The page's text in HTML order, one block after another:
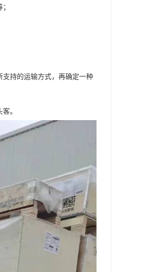
持的运输方式，再确定一种
。